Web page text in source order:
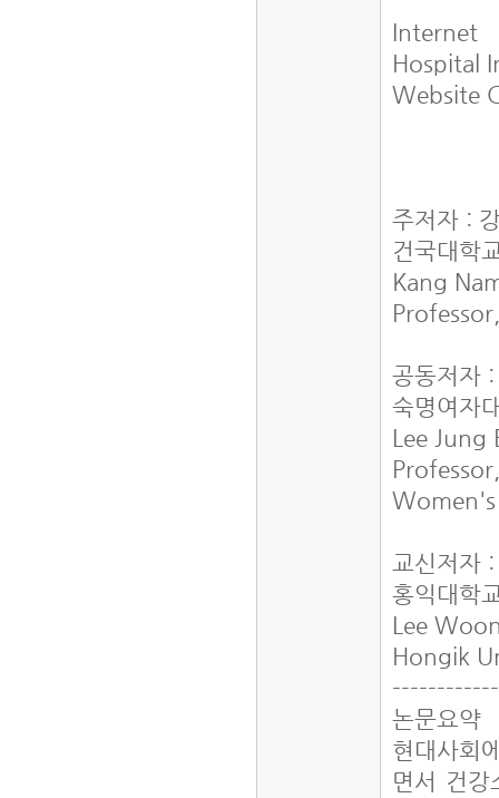
Internet
Hospital
Website
주저자 :
건국대학
Kang
공동저자
숙명여자
Lee Jung
교신저자
홍익대학
Lee
Hongik
논문요약
현대사회
면서 건강